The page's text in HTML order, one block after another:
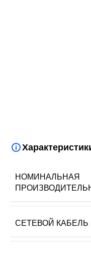
НОМИНАЛЬНАЯ
СЕТЕВОЙ КАБЕЛЬ